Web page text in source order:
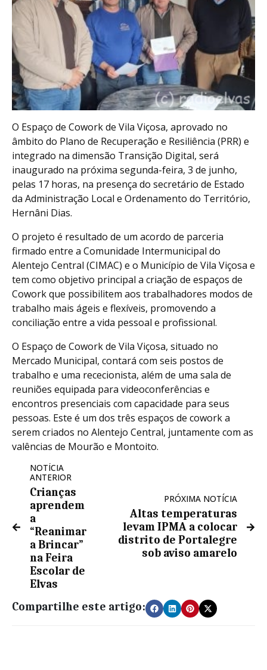
O Espaço de Cowork de Vila Viçosa, aprovado no
âmbito do Plano de Recuperação e Resiliência (PRR) e
integrado na dimensão Transição Digital, será
inaugurado na próxima segunda-feira, 3 de junho,
pelas 17 horas, na presença do secretário de Estado
da Administração Local e Ordenamento do Território,
Hernâni Dias.
O projeto é resultado de um acordo de parceria
firmado entre a Comunidade Intermunicipal do
Alentejo Central (CIMAC) e o Município de Vila Viçosa e
tem como objetivo principal a criação de espaços de
Cowork que possibilitem aos trabalhadores modos de
trabalho mais ágeis e flexíveis, promovendo a
conciliação entre a vida pessoal e profissional.
O Espaço de Cowork de Vila Viçosa, situado no
Mercado Municipal, contará com seis postos de
trabalho e uma rececionista, além de uma sala de
reuniões equipada para videoconferências e
encontros presenciais com capacidade para seus
pessoas. Este é um dos três espaços de cowork a
serem criados no Alentejo Central, juntamente com as
valências de Mourão e Montoito.
NOTÍCIA
ANTERIOR
Crianças
aprendem
a
“Reanimar
a Brincar”
na Feira
Escolar de
Elvas
PRÓXIMA NOTÍCIA
Altas temperaturas
levam IPMA a colocar
distrito de Portalegre
sob aviso amarelo
Compartilhe este artigo: